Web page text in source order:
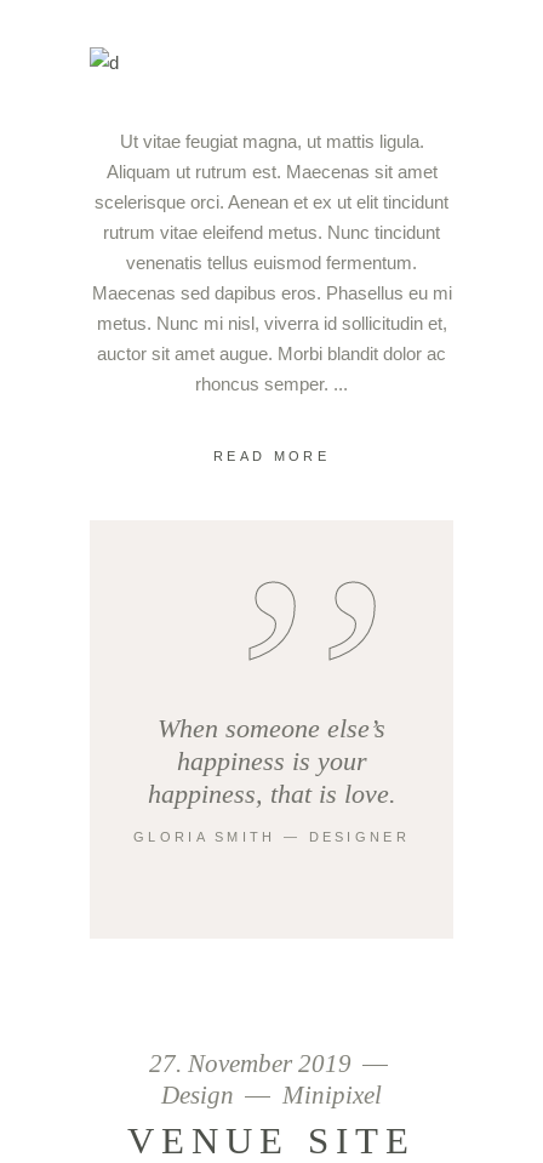
Ut vitae feugiat magna, ut mattis ligula.
Aliquam ut rutrum est. Maecenas sit amet
scelerisque orci. Aenean et ex ut elit tincidunt
rutrum vitae eleifend metus. Nunc tincidunt
venenatis tellus euismod fermentum.
Maecenas sed dapibus eros. Phasellus eu mi
metus. Nunc mi nisl, viverra id sollicitudin et,
auctor sit amet augue. Morbi blandit dolor ac
rhoncus semper.
READ MORE
When someone else’s
happiness is your
happiness, that is love.
GLORIA SMITH ― DESIGNER
27. November 2019
Design
Minipixel
VENUE SITE